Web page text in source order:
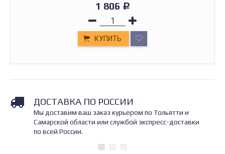
1 806 Р
КУПИТЬ
ДОСТАВКА ПО РОССИИ
Мы доставим ваш заказ курьером по Тольятти и
Самарской области или службой экспресс-доставки
по всей России.